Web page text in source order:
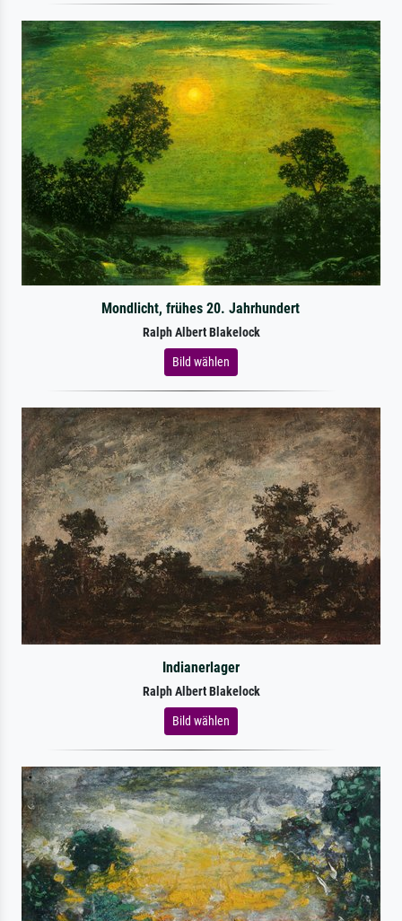
Mondlicht, frühes 20. Jahrhundert
Ralph Albert Blakelock
Bild wählen
Indianerlager
Ralph Albert Blakelock
Bild wählen